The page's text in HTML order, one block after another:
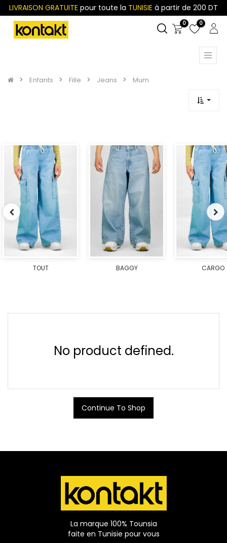
LIVRAISON GRATUITE pour toute la TUNISIE à partir de 200 DT
0 0
Enfants Fille Jeans Mum
TOUT BAGGY CARGO
No product defined.
Continue To Shop
La marque 100% Tounsia
faite en Tunisie pour vous